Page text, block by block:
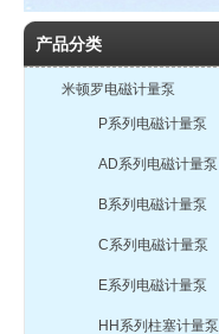
产品分类
米顿罗电磁计量泵
P系列电磁计量泵
AD系列电磁计量泵
B系列电磁计量泵
C系列电磁计量泵
E系列电磁计量泵
HH系列柱塞计量泵